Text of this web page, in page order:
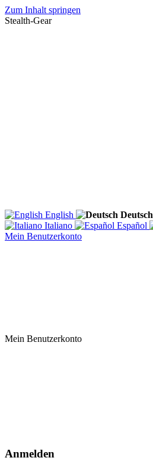
Zum Inhalt springen
Stealth-Gear
English Deutsch
Italiano
Español
Mein Benutzerkonto
Mein Benutzerkonto
Anmelden